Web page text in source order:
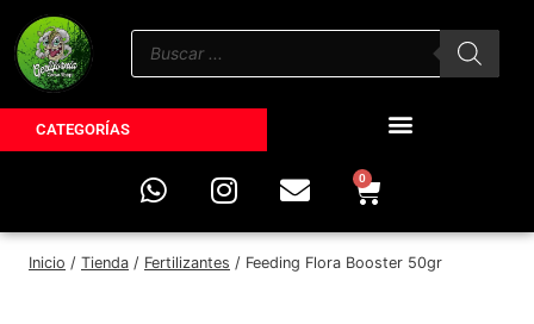
CATEGORÍAS
0
Inicio / Tienda / Fertilizantes / Feeding Flora Booster 50gr